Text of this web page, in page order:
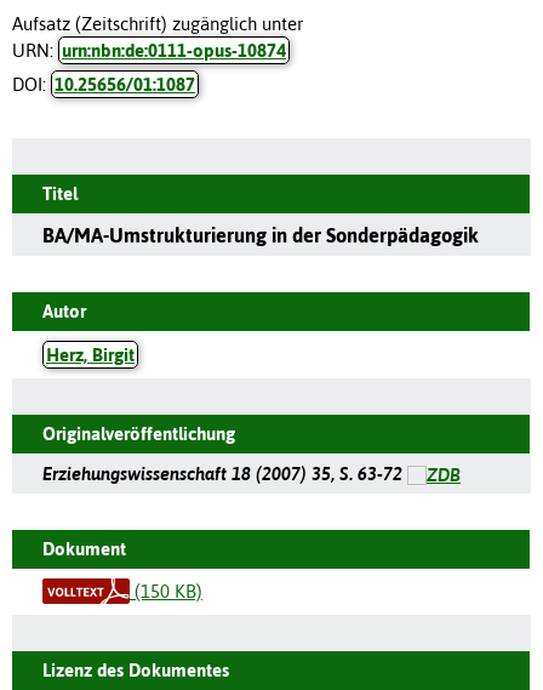
Aufsatz (Zeitschrift) zugänglich unter
URN: urn:nbn:de:0111-opus-10874
DOI: 10.25656/01:1087
Titel
BA/MA-Umstrukturierung in der Sonderpädagogik
Autor
Herz, Birgit
Originalveröffentlichung
Erziehungswissenschaft 18 (2007) 35, S. 63-72
Dokument
(150 KB)
Lizenz des Dokumentes